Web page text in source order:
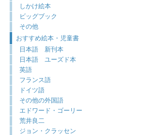
しかけ絵本
ビッグブック
その他
おすすめ絵本・児童書
日本語 新刊本
日本語 ユーズド本
英語
フランス語
ドイツ語
その他の外国語
エドワード・ゴーリー
荒井良二
ジョン・クラッセン